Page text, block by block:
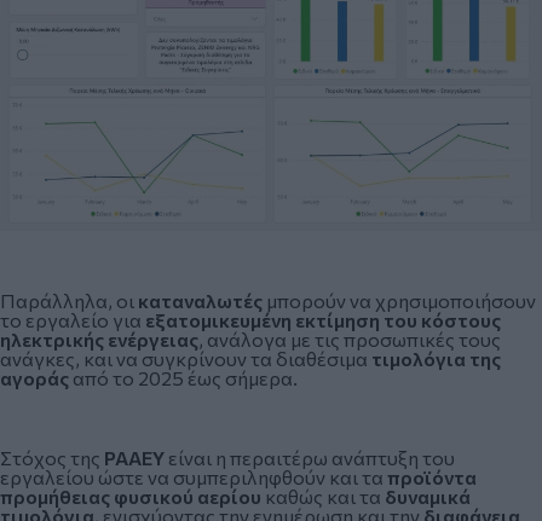
Παράλληλα, οι καταναλωτές μπορούν να χρησιμοποιήσουν
το εργαλείο για εξατομικευμένη εκτίμηση του κόστους
ηλεκτρικής ενέργειας, ανάλογα με τις προσωπικές τους
ανάγκες, και να συγκρίνουν τα διαθέσιμα τιμολόγια της
αγοράςαπό το 2025 έως σήμερα.
Στόχος της ΡΑΑΕΥ είναι η περαιτέρω ανάπτυξη του
εργαλείου ώστε να συμπεριληφθούν και τα προϊόντα
προμήθειας φυσικού αερίου καθώς και τα δυναμικά
τιμολόγια, ενισχύοντας την ενημέρωση και την διαφάνεια